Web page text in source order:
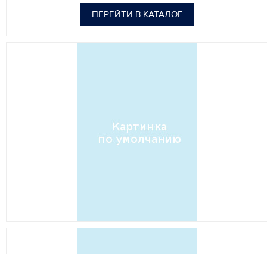
ПЕРЕЙТИ В КАТАЛОГ